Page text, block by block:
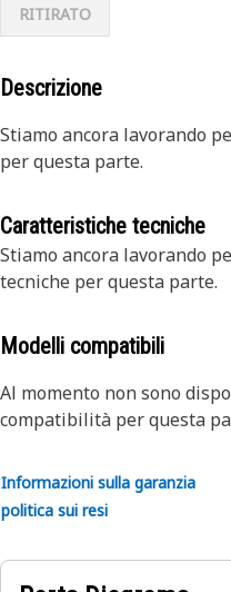
RITIRATO
Descrizione
Stiamo ancora lavorando
per questa parte.
Caratteristiche tecniche
Stiamo ancora lavorando
tecniche per questa parte.
Modelli compatibili
Al momento non sono
compatibilità per questa
Informazioni sulla garanzia
politica sui resi